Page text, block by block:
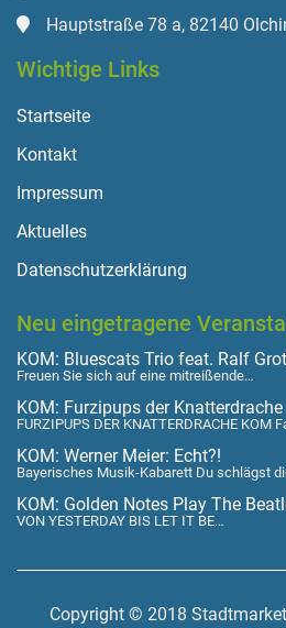
Hauptstraße 78 a, 82140
Wichtige Links
Startseite
Kontakt
Impressum
Aktuelles
Datenschutzerklärung
Neu eingetragene
KOM: Bluescats Trio feat. Ralf
Freuen Sie sich auf eine mitreißende…
KOM: Furzipups der Knatterdrache
FURZIPUPS DER KNATTERDRACHE KOM
KOM: Werner Meier: Echt?!
Bayerisches Musik-Kabarett Du schlägst
KOM: Golden Notes Play The
VON YESTERDAY BIS LET IT BE…
Copyright © 2018